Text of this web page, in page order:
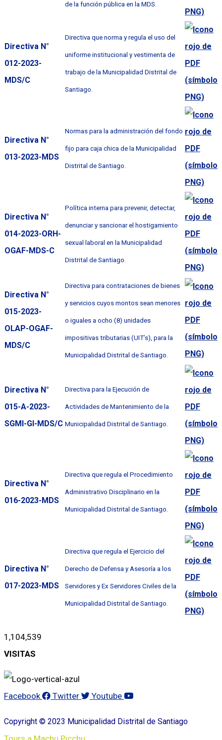
de la función pública en la MDS.
Directiva N°
012-2023-
MDS/C
Directiva que norma y regula el uso del
uniforme institucional y vestimenta de
trabajo de la Municipalidad Distrital de
Santiago.
Directiva N°
013-2023-MDS
Normas para la administración del fondo
fijo para caja chica de la Municipalidad
Distrital de Santiago.
Directiva N°
014-2023-ORH-
OGAF-MDS-C
Política interna para prevenir, detectar,
denunciar y sancionar el hostigamiento
sexual laboral en la Municipalidad
Distrital de Santiago.
Directiva N°
015-2023-
OLAP-OGAF-
MDS/C
Directiva para contrataciones de bienes
y servicios cuyos montos sean menores
o iguales a ocho (8) unidades
impositivas tributarias (UIT’s), para la
Municipalidad Distrital de Santiago.
Directiva N°
015-A-2023-
SGMI-GI-MDS/C
Directiva para la Ejecución de
Actividades de Mantenimiento de la
Municipalidad Distrital de Santiago.
Directiva N°
016-2023-MDS
Directiva que regula el Procedimiento
Administrativo Disciplinario en la
Municipalidad Distrital de Santiago.
Directiva N°
017-2023-MDS
Directiva que regula el Ejercicio del
Derecho de Defensa y Asesoría a los
Servidores y Ex Servidores Civiles de la
Municipalidad Distrital de Santiago.
1,104,539
VISITAS
Facebook Twitter Youtube
Copyright © 2023 Municipalidad Distrital de Santiago